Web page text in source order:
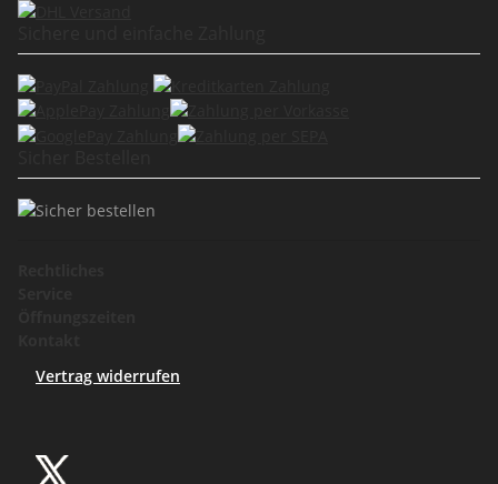
Vertrag widerrufen